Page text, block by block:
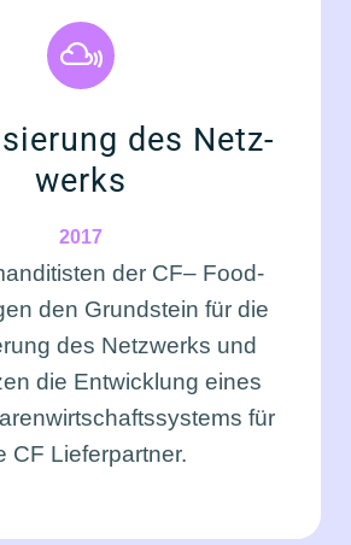
des Netz­
werks
2017
der CF– Food­
den Grund­stein für die
des Netz­werks und
die Ent­wick­lung eines
für
CF Lie­fer­part­ner.